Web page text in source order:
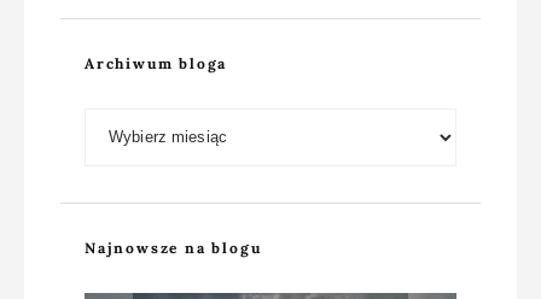
Archiwum bloga
Najnowsze na blogu